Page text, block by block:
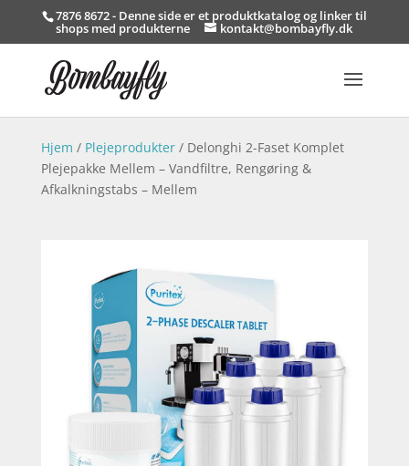
7876 8672 - Denne side er et produktkatalog og linker til
shops med produkterne kontakt@bombayfly.dk
Hjem / Plejeprodukter/ Delonghi 2-Faset Komplet
Plejepakke Mellem – Vandfiltre, Rengøring &
Afkalkningstabs – Mellem